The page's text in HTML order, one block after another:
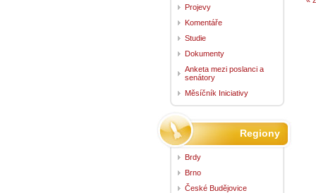
Projevy
Komentáře
Studie
Dokumenty
Anketa mezi poslanci a
senátory
Měsíčník Iniciativy
Regiony
Brdy
Brno
České Budějovice